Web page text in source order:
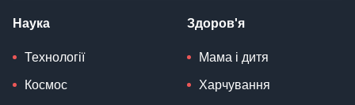
Наука
Технології
Космос
Здоров'я
Мама і дитя
Харчування